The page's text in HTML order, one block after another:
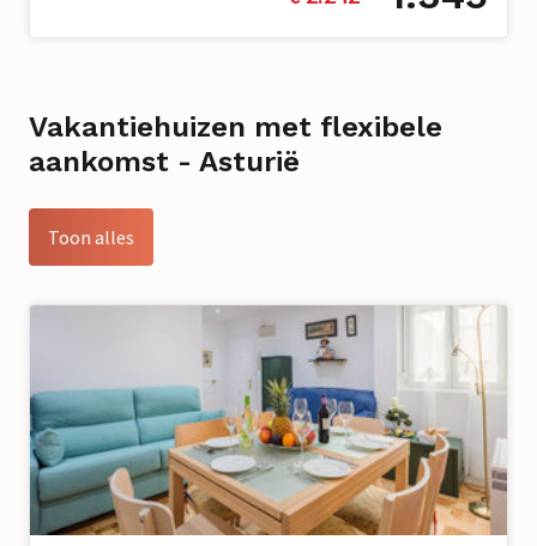
Vakantiehuizen met flexibele
aankomst - Asturië
Toon alles